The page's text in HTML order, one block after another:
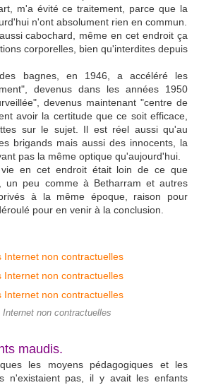
m'a évité ce traitement, parce que la
n'ont absolument rien en commun.
cabochard, même en cet endroit ça
corporelles, bien qu'interdites depuis
bagnes, en 1946, a accéléré les
devenus dans les années 1950
devenus maintenant "centre de
avoir la certitude que ce soit efficace,
sur le sujet. Il est réel aussi qu'au
brigands mais aussi des innocents, la
pas la même optique qu'aujourd'hui.
en cet endroit était loin de ce que
un peu comme à Betharram et autres
à la même époque, raison pour
pour en venir à la conclusion.
Internet non contractuelles
maudis.
les moyens pédagogiques et les
n'existaient pas, il y avait les enfants